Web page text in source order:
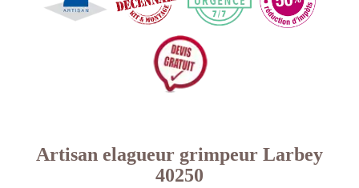
Artisan elagueur grimpeur Larbey
40250